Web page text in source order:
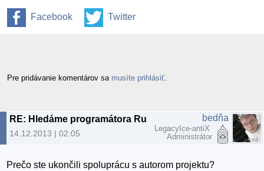
Facebook Twitter
Pre pridávanie komentárov sa musíte prihlásiť
14.12.2013 | 02:05
bedňa
LegacyIce-antiX
Administrátor
Prečo ste ukončili spoluprácu s autorom projektu?